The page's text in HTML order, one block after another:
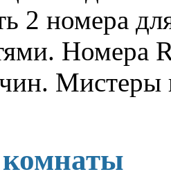
2 номера
Номера
Мистеры
комнаты